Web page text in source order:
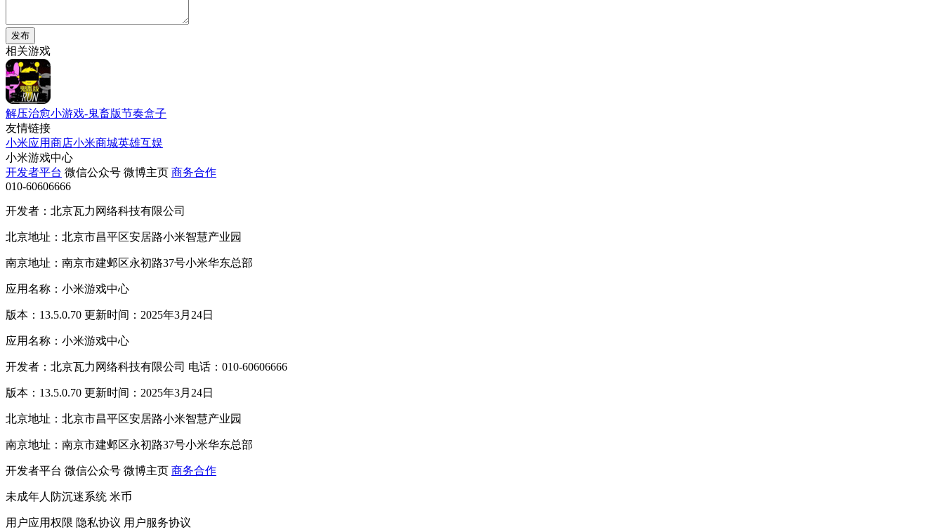
发布
相关游戏
解压治愈小游戏-鬼畜版节奏盒子
友情链接
小米应用商店小米商城英雄互娱
小米游戏中心
开发者平台 微信公众号 微博主页 商务合作
010-60606666
开发者：北京瓦力网络科技有限公司
北京地址：北京市昌平区安居路小米智慧产业园
南京地址：南京市建邺区永初路37号小米华东总部
应用名称：小米游戏中心
版本：13.5.0.70 更新时间：2025年3月24日
应用名称：小米游戏中心
开发者：北京瓦力网络科技有限公司 电话：010-60606666
版本：13.5.0.70 更新时间：2025年3月24日
北京地址：北京市昌平区安居路小米智慧产业园
南京地址：南京市建邺区永初路37号小米华东总部
开发者平台 微信公众号 微博主页 商务合作
未成年人防沉迷系统 米币
用户应用权限 隐私协议 用户服务协议